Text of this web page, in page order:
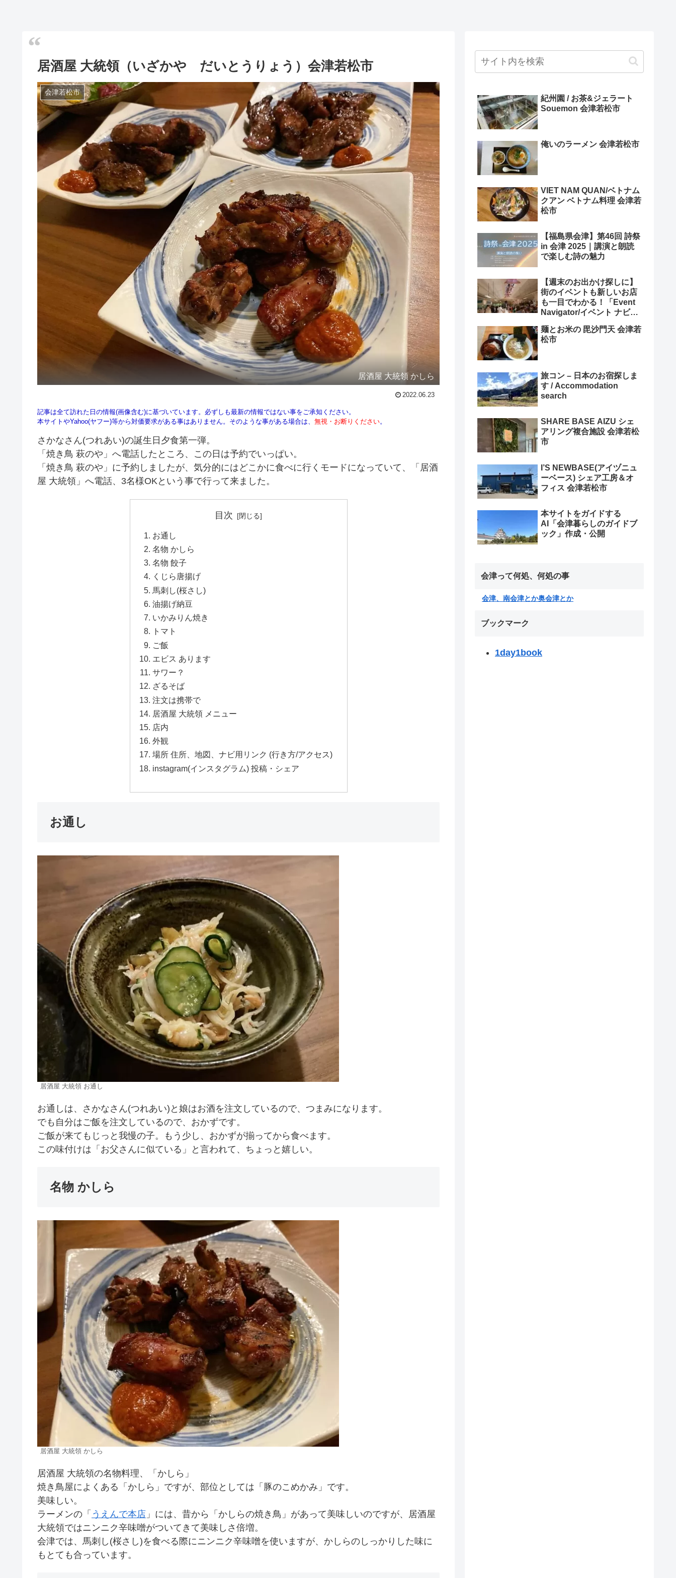
居酒屋 大統領（いざかや だいとうりょう）会津若松市
会津若松市
居酒屋 大統領 かしら
2022.06.23
記事は全て訪れた日の情報(画像含む)に基づいています。必ずしも最新の情報ではない事をご承知ください。
本サイトやYahoo(ヤフー)等から対価要求がある事はありません。そのような事がある場合は、 無視・お断りください。
さかなさん(つれあい)の誕生日夕食第一弾。
「焼き鳥 萩のや」へ電話したところ、この日は予約でいっぱい。
「焼き鳥 萩のや」に予約しましたが、気分的にはどこかに食べに行くモードになっていて、「居酒
屋 大統領」へ電話、3名様OKという事で行って来ました。
目次
お通し
名物 かしら
名物 餃子
くじら唐揚げ
馬刺し(桜さし)
油揚げ納豆
いかみりん焼き
トマト
ご飯
エビス あります
サワー？
ざるそば
注文は携帯で
居酒屋 大統領 メニュー
店内
外観
場所 住所、地図、ナビ用リンク (行き方/アクセス)
instagram(インスタグラム) 投稿・シェア
お通し
居酒屋 大統領 お通し
お通しは、さかなさん(つれあい)と娘はお酒を注文しているので、つまみになります。
でも自分はご飯を注文しているので、おかずです。
ご飯が来てもじっと我慢の子。もう少し、おかずが揃ってから食べます。
この味付けは「お父さんに似ている」と言われて、ちょっと嬉しい。
名物 かしら
居酒屋 大統領 かしら
居酒屋 大統領の名物料理、「かしら」
焼き鳥屋によくある「かしら」ですが、部位としては「豚のこめかみ」です。
美味しい。
ラーメンの「 うえんで本店 」には、昔から「かしらの焼き鳥」があって美味しいのですが、居酒屋
大統領ではニンニク辛味噌がついてきて美味しさ倍増。
会津では、馬刺し(桜さし)を食べる際にニンニク辛味噌を使いますが、かしらのしっかりした味に
もとても合っています。
紀州園 / お茶&ジェラート
Souemon 会津若松市
俺いのラーメン 会津若松市
VIET NAM QUAN/ベトナム
クアン ベトナム料理 会津若
松市
【福島県会津】第46回 詩祭
in 会津 2025｜講演と朗読
で楽しむ詩の魅力
【週末のお出かけ探しに】
街のイベントも新しいお店
も一目でわかる！「Event
Navigator/イベント ナビゲ
麺とお米の 毘沙門天 会津若
松市
旅コン – 日本のお宿探しま
す / Accommodation
search
SHARE BASE AIZU シェ
アリング複合施設 会津若松
市
I’S NEWBASE(アイヅニュ
ーベース) シェア工房＆オ
フィス 会津若松市
本サイトをガイドする
AI「会津暮らしのガイドブ
ック」作成・公開
会津って何処、何処の事
会津、南会津とか奥会津とか
ブックマーク
1day1book